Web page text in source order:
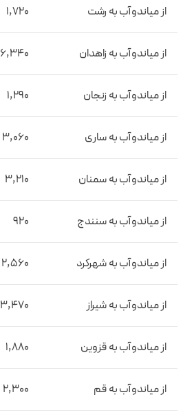
از میاندوآب به رشت 1,720
از میاندوآب به زاهدان 6,340
از میاندوآب به زنجان 1,290
از میاندوآب به ساری 3,060
از میاندوآب به سمنان 3,210
از میاندوآب به سنندج 920
از میاندوآب به شهرکرد 2,560
از میاندوآب به شیراز 3,470
از میاندوآب به قزوین 1,880
از میاندوآب به قم 2,300